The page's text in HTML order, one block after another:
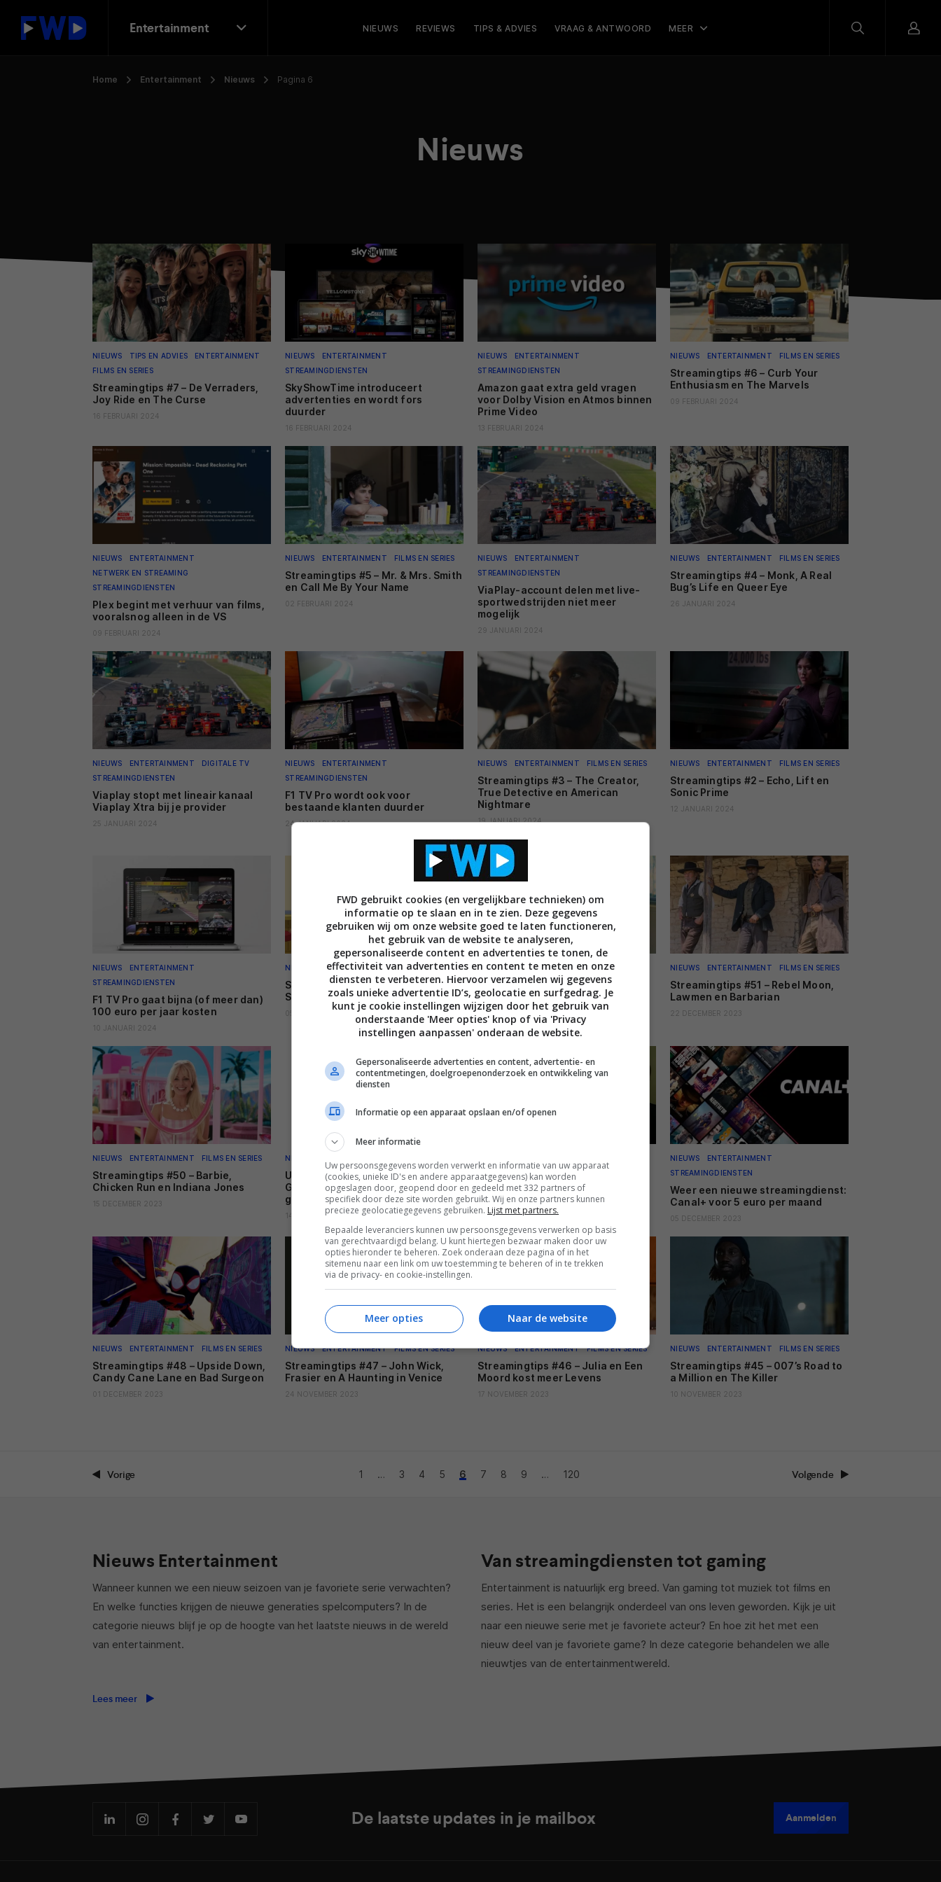
Entertainment NIEUWS REVIEWS TIPS & ADVIES VRAAG & ANTWOORD MEER
Home Entertainment Nieuws Pagina 6
Nieuws
NIEUWS TIPS EN ADVIES
ENTERTAINMENT
FILMS EN SERIES
Streamingtips #7 – De Verraders,
Joy Ride en The Curse
16 FEBRUARI 2024
NIEUWS
ENTERTAINMENT
STREAMINGDIENSTEN
SkyShowTime introduceert
advertenties en wordt fors
duurder
16 FEBRUARI 2024
NIEUWS
ENTERTAINMENT
STREAMINGDIENSTEN
Amazon gaat extra geld vragen
voor Dolby Vision en Atmos binnen
Prime Video
13 FEBRUARI 2024
NIEUWS ENTERTAINMENT FILMS EN SERIES
Streamingtips #6 – Curb Your
Enthusiasm en The Marvels
09 FEBRUARI 2024
NIEUWS
ENTERTAINMENT
NETWERK EN STREAMING
STREAMINGDIENSTEN
Plex begint met verhuur van films,
vooralsnog alleen in de VS
09 FEBRUARI 2024
NIEUWS ENTERTAINMENT FILMS EN SERIES
Streamingtips #5 – Mr. & Mrs. Smith
en Call Me By Your Name
02 FEBRUARI 2024
NIEUWS
ENTERTAINMENT
STREAMINGDIENSTEN
ViaPlay-account delen met live-
sportwedstrijden niet meer
mogelijk
29 JANUARI 2024
NIEUWS ENTERTAINMENT FILMS EN SERIES
Streamingtips #4 – Monk, A Real
Bug’s Life en Queer Eye
26 JANUARI 2024
NIEUWS ENTERTAINMENT
DIGITALE TV
STREAMINGDIENSTEN
Viaplay stopt met lineair kanaal
Viaplay Xtra bij je provider
25 JANUARI 2024
NIEUWS
ENTERTAINMENT
STREAMINGDIENSTEN
F1 TV Pro wordt ook voor
bestaande klanten duurder
24 JANUARI 2024
NIEUWS ENTERTAINMENT FILMS EN SERIES
Streamingtips #3 – The Creator,
True Detective en American
Nightmare
19 JANUARI 2024
NIEUWS ENTERTAINMENT FILMS EN SERIES
Streamingtips #2 – Echo, Lift en
Sonic Prime
12 JANUARI 2024
NIEUWS
ENTERTAINMENT
STREAMINGDIENSTEN
F1 TV Pro gaat bijna (of meer dan)
100 euro per jaar kosten
10 JANUARI 2024
NIEUWS ENTERTAINMENT FILMS EN SERIES
Streamingtips #1 – The Brothers
Sun en The Curse
05 JANUARI 2024
NIEUWS ENTERTAINMENT FILMS EN SERIES
Streamingtips #52 – What If…?,
Ricky Gervais en Pokémon
Concierge
30 DECEMBER 2023
NIEUWS ENTERTAINMENT FILMS EN SERIES
Streamingtips #51 – Rebel Moon,
Lawmen en Barbarian
22 DECEMBER 2023
NIEUWS ENTERTAINMENT FILMS EN SERIES
Streamingtips #50 – Barbie,
Chicken Run en Indiana Jones
15 DECEMBER 2023
NIEUWS
Update: Panasonic lanceert
GNW10 Sound Slayer draagbare
gamingspeaker
14 DECEMBER 2023
Streamingtips #49 – Fast X,
Hardcore Never Dies en Alter Ego
08 DECEMBER 2023
NIEUWS
ENTERTAINMENT
STREAMINGDIENSTEN
Weer een nieuwe streamingdienst:
Canal+ voor 5 euro per maand
05 DECEMBER 2023
NIEUWS ENTERTAINMENT FILMS EN SERIES
Streamingtips #48 – Upside Down,
Candy Cane Lane en Bad Surgeon
01 DECEMBER 2023
NIEUWS ENTERTAINMENT FILMS EN SERIES
Streamingtips #47 – John Wick,
Frasier en A Haunting in Venice
24 NOVEMBER 2023
NIEUWS ENTERTAINMENT FILMS EN SERIES
Streamingtips #46 – Julia en Een
Moord kost meer Levens
17 NOVEMBER 2023
NIEUWS ENTERTAINMENT FILMS EN SERIES
Streamingtips #45 – 007’s Road to
a Million en The Killer
10 NOVEMBER 2023
1 … 3 4 5 6 7 8 9 … 120
Vorige Volgende
Nieuws Entertainment
Wanneer kunnen we een nieuw seizoen van je favoriete serie verwachten?
En welke functies krijgen de nieuwe generaties spelcomputers? In de
categorie nieuws blijf je op de hoogte van het laatste nieuws in de wereld
van entertainment.
Van streamingdiensten tot gaming
Entertainment is natuurlijk erg breed. Van gaming tot muziek tot films en
series. Het is een belangrijk onderdeel van ons leven geworden. Kijk je uit
naar een nieuwe serie met je favoriete acteur? En hoe zit het met een
nieuw deel van je favoriete game? In deze categorie behandelen we alle
nieuwtjes van de entertainmentwereld.
Lees meer
De laatste updates in je mailbox Aanmelden
FWD gebruikt cookies (en vergelijkbare technieken) om
informatie op te slaan en in te zien. Deze gegevens
gebruiken wij om onze website goed te laten functioneren,
het gebruik van de website te analyseren,
gepersonaliseerde content en advertenties te tonen, de
effectiviteit van advertenties en content te meten en onze
diensten te verbeteren. Hiervoor verzamelen wij gegevens
zoals unieke advertentie ID’s, geolocatie en surfgedrag. Je
kunt je cookie instellingen wijzigen door het gebruik van
onderstaande 'Meer opties' knop of via 'Privacy
instellingen aanpassen' onderaan de website.
Gepersonaliseerde advertenties en content, advertentie- en
contentmetingen, doelgroepenonderzoek en ontwikkeling van
diensten
Informatie op een apparaat opslaan en/of openen
Meer informatie
Uw persoonsgegevens worden verwerkt en informatie van uw apparaat
(cookies, unieke ID's en andere apparaatgegevens) kan worden
opgeslagen door, geopend door en gedeeld met 332 partners of
specifiek door deze site worden gebruikt. Wij en onze partners kunnen
precieze geolocatiegegevens gebruiken. Lijst met partners.
Bepaalde leveranciers kunnen uw persoonsgegevens verwerken op basis
van gerechtvaardigd belang. U kunt hiertegen bezwaar maken door uw
opties hieronder te beheren. Zoek onderaan deze pagina of in het
sitemenu naar een link om uw toestemming te beheren of in te trekken
via de privacy- en cookie-instellingen.
Naar de website
Meer opties